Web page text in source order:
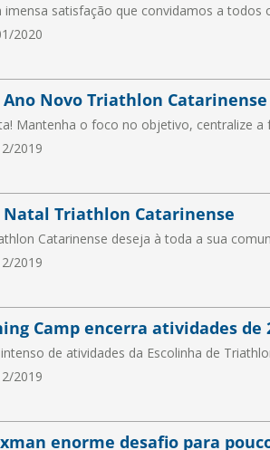
imensa satisfação que convidamos a
2020
Ano Novo Triathlon Catarinense
Mantenha o foco no objetivo, centralize a
2019
Natal Triathlon Catarinense
Catarinense deseja à toda a sua
2019
Camp encerra atividades de
de atividades da Escolinha de
2019
enorme desafio para